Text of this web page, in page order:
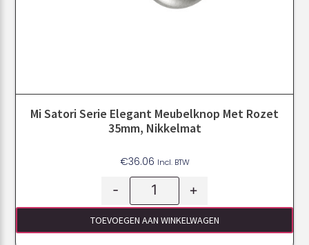
Mi Satori Serie Elegant Meubelknop Met Rozet
35mm, Nikkelmat
€36.06 Incl. BTW
- +
TOEVOEGEN AAN WINKELWAGEN